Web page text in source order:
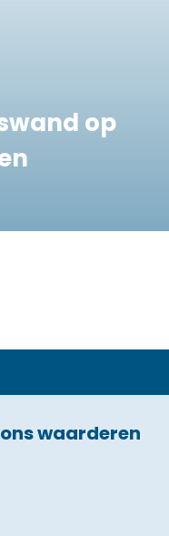
op
waarderen